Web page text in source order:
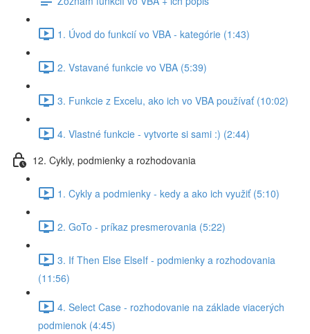
1. Úvod do funkcií vo VBA - kategórie (1:43)
2. Vstavané funkcie vo VBA (5:39)
3. Funkcie z Excelu, ako ich vo VBA používať (10:02)
4. Vlastné funkcie - vytvorte si sami :) (2:44)
12. Cykly, podmienky a rozhodovania
1. Cykly a podmienky - kedy a ako ich využiť (5:10)
2. GoTo - príkaz presmerovania (5:22)
3. If Then Else ElseIf - podmienky a rozhodovania
(11:56)
4. Select Case - rozhodovanie na základe viacerých
podmienok (4:45)